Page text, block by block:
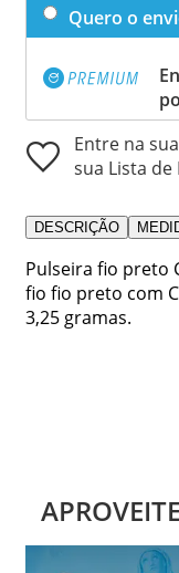
Quero o
Entre na
sua Lista de
DESCRIÇÃO
Pulseira fio preto
fio fio preto com
3,25 gramas.